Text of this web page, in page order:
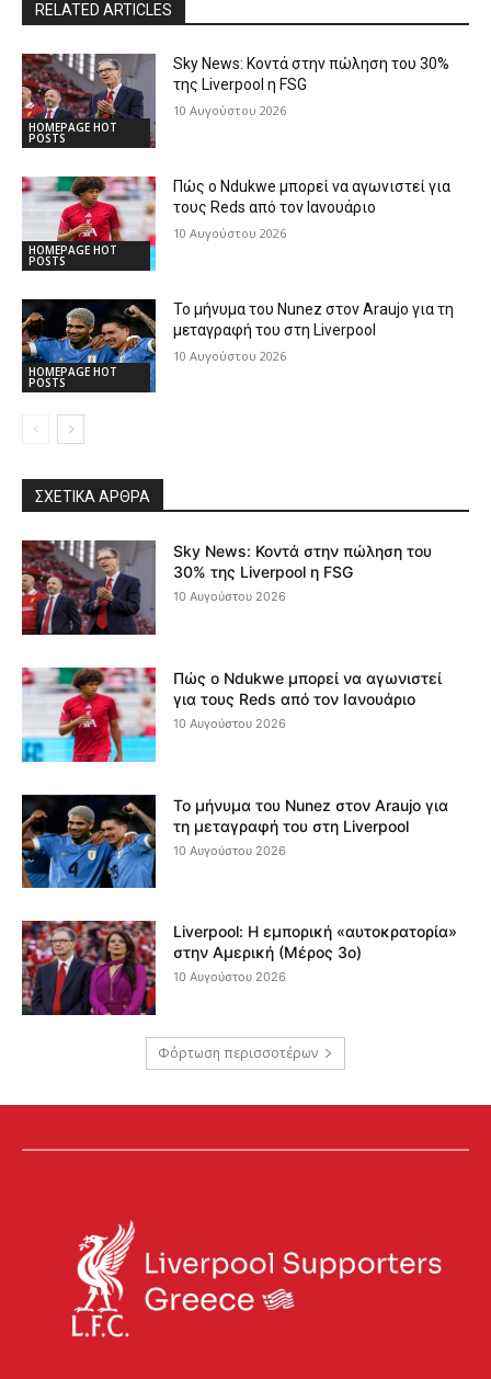
RELATED ARTICLES
HOMEPAGE HOT
POSTS
Sky News: Κοντά στην πώληση του 30%
της Liverpool η FSG
10 Αυγούστου 2026
HOMEPAGE HOT
POSTS
Πώς ο Ndukwe μπορεί να αγωνιστεί για
τους Reds από τον Ιανουάριο
10 Αυγούστου 2026
HOMEPAGE HOT
POSTS
Το μήνυμα του Nunez στον Araujo για τη
μεταγραφή του στη Liverpool
10 Αυγούστου 2026
ΣΧΕΤΙΚΆ ΆΡΘΡΑ
Sky News: Κοντά στην πώληση του
30% της Liverpool η FSG
10 Αυγούστου 2026
Πώς ο Ndukwe μπορεί να αγωνιστεί
για τους Reds από τον Ιανουάριο
10 Αυγούστου 2026
Το μήνυμα του Nunez στον Araujo για
τη μεταγραφή του στη Liverpool
10 Αυγούστου 2026
Liverpool: Η εμπορική «αυτοκρατορία»
στην Αμερική (Μέρος 3ο)
10 Αυγούστου 2026
Φόρτωση περισσοτέρων